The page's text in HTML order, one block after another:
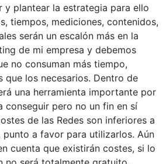
y plantear la estrategia para ello
tiempos, mediciones, contenidos,
serán un escalón más en la
de mi empresa y debemos
no consuman más tiempo,
que los necesarios. Dentro de
una herramienta importante por
conseguir pero no un fin en sí
de las Redes son inferiores a
a favor para utilizarlos. Aún
cuenta que existirán costes, si lo